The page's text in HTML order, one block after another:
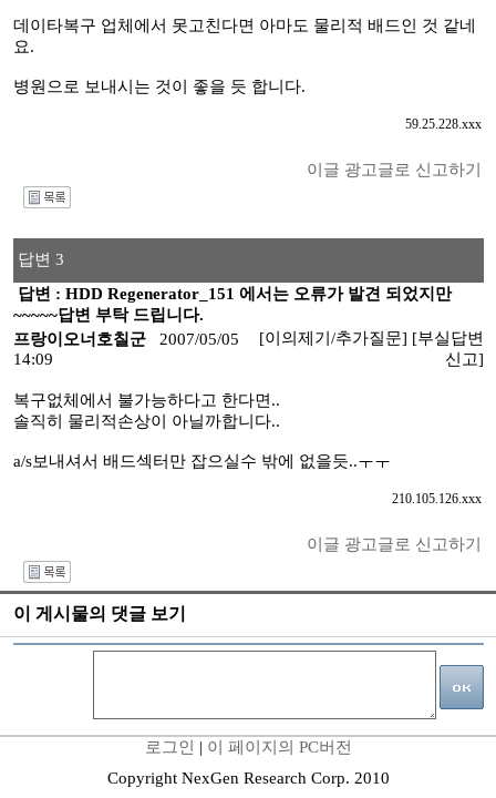
데이타복구 업체에서 못고친다면 아마도 물리적 배드인 것 같네
요.
병원으로 보내시는 것이 좋을 듯 합니다.
59.25.228.xxx
이글 광고글로 신고하기
답변 3
답변 : HDD Regenerator_151 에서는 오류가 발견 되었지만
~~~~~답변 부탁 드립니다.
프랑이오너호칠군
2007/05/05
14:09
[이의제기/추가질문] [부실답변
신고]
복구없체에서 불가능하다고 한다면..
솔직히 물리적손상이 아닐까합니다..
a/s보내셔서 배드섹터만 잡으실수 밖에 없을듯..ㅜㅜ
210.105.126.xxx
이글 광고글로 신고하기
이 게시물의 댓글 보기
로그인 | 이 페이지의 PC버전
Copyright NexGen Research Corp. 2010